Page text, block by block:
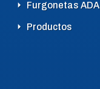
Furgonetas ADA
Productos